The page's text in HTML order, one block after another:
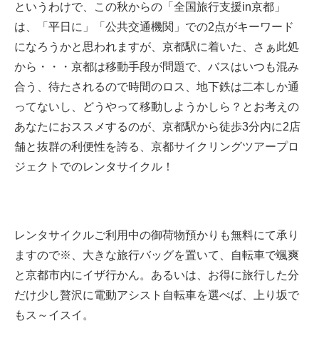
というわけで、この秋からの「全国旅行支援in京都」
は、「平日に」「公共交通機関」での2点がキーワード
になろうかと思われますが、京都駅に着いた、さぁ此処
から・・・京都は移動手段が問題で、バスはいつも混み
合う、待たされるので時間のロス、地下鉄は二本しか通
ってないし、どうやって移動しようかしら？とお考えの
あなたにおススメするのが、京都駅から徒歩3分内に2店
舗と抜群の利便性を誇る、京都サイクリングツアープロ
ジェクトでのレンタサイクル！
レンタサイクルご利用中の御荷物預かりも無料にて承り
ますので※、大きな旅行バッグを置いて、自転車で颯爽
と京都市内にイザ行かん。あるいは、お得に旅行した分
だけ少し贅沢に電動アシスト自転車を選べば、上り坂で
もス～イスイ。